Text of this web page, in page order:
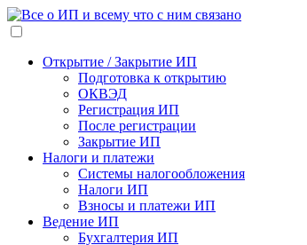
Открытие / Закрытие ИП
Подготовка к открытию
ОКВЭД
Регистрация ИП
После регистрации
Закрытие ИП
Налоги и платежи
Системы налогообложения
Налоги ИП
Взносы и платежи ИП
Ведение ИП
Бухгалтерия ИП